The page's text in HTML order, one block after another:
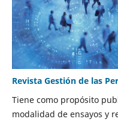
Revista Gestión de las
Tiene como propósito
modalidad de ensayos y